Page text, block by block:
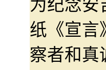
为纪念安
纸《宣言
察者和真